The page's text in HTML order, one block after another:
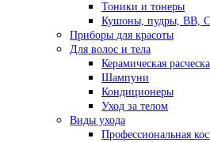
Тоники и тонеры
Кушоны, пудры, ВВ,
Приборы для красоты
Для волос и тела
Керамическая
Шампуни
Кондиционеры
Уход за телом
Виды ухода
Профессиональная